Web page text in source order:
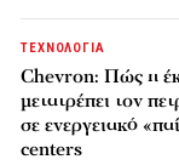
ΤΕΧΝΟΛΟΓΙΑ
Chevron: Πώς η
μετατρέπει τον
σε ενεργειακό
centers